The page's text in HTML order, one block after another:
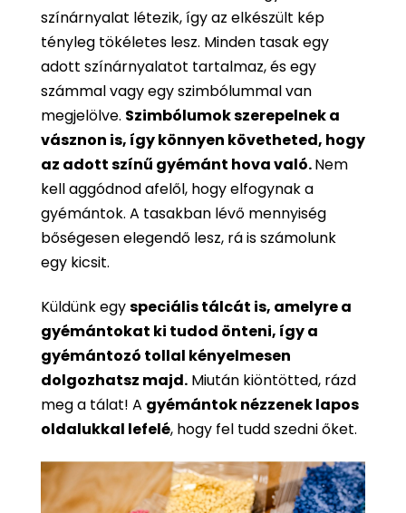
színárnyalat létezik, így az elkészült kép
tényleg tökéletes lesz. Minden tasak egy
adott színárnyalatot tartalmaz, és egy
számmal vagy egy szimbólummal van
megjelölve. Szimbólumok szerepelnek a
vásznon is, így könnyen követheted, hogy
az adott színű gyémánt hova való.Nem
kell aggódnod afelől, hogy elfogynak a
gyémántok. A tasakban lévő mennyiség
bőségesen elegendő lesz, rá is számolunk
egy kicsit.
Küldünk egyspeciális tálcát is, amelyre a
gyémántokat ki tudod önteni, így a
gyémántozó tollal kényelmesen
dolgozhatsz majd. Miután kiöntötted, rázd
meg a tálat! A gyémántok nézzenek lapos
oldalukkal lefelé, hogy fel tudd szedni őket.